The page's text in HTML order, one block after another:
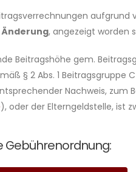
, angezeigt worden
Beitragshöhe gem.
§ 2 Abs. 1 Beitragsgruppe
Nachweis, zum
), oder der Elterngeldstelle, ist
Gebührenordnung: